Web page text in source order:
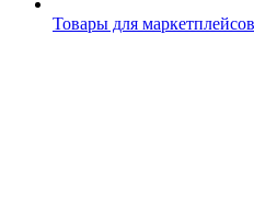
Товары для маркетплейсов